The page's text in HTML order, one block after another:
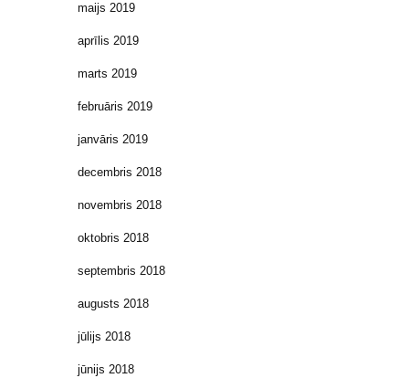
maijs 2019
aprīlis 2019
marts 2019
februāris 2019
janvāris 2019
decembris 2018
novembris 2018
oktobris 2018
septembris 2018
augusts 2018
jūlijs 2018
jūnijs 2018